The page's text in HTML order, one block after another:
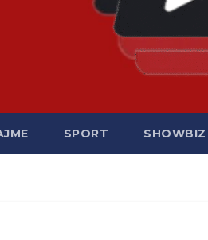
SPORT SHOWBIZ